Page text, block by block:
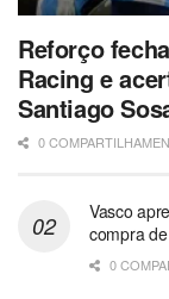
Reforço
Racing e
Santiago
0
Vasco
compra
0